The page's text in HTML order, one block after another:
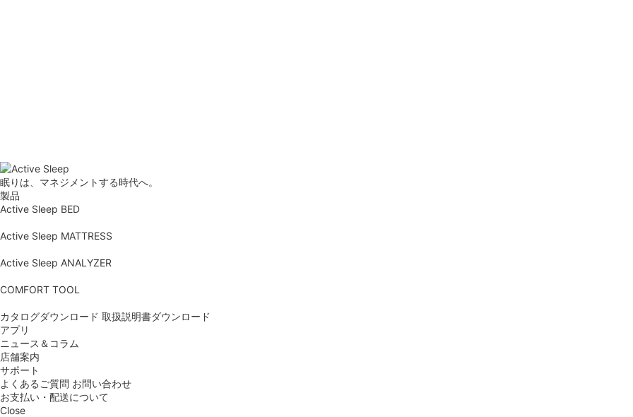
眠りは、マネジメントする時代へ。
製品
Active Sleep BED
Active Sleep MATTRESS
Active Sleep ANALYZER
COMFORT TOOL
カタログダウンロード 取扱説明書ダウンロード
アプリ
ニュース＆コラム
店舗案内
サポート
よくあるご質問 お問い合わせ
お支払い・配送について
Close